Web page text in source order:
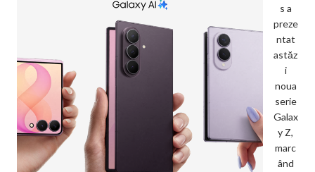
s a
preze
ntat
astăz
i
noua
serie
Galax
y Z,
marc
ând